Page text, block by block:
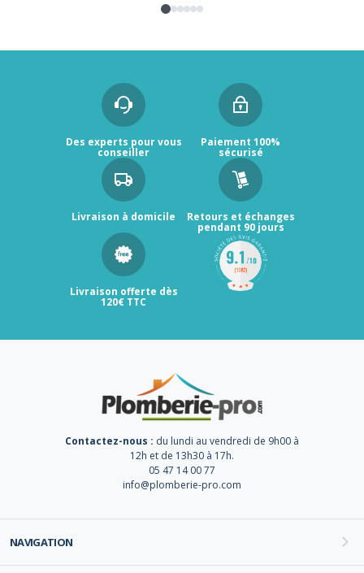
Des experts pour vous
conseiller
Paiement 100%
sécurisé
Livraison à domicile Retours et échanges
pendant 90 jours
Livraison offerte dès
120€ TTC
Contactez-nous : du lundi au vendredi de 9h00 à
12h et de 13h30 à 17h.
05 47 14 00 77
info@plomberie-pro.com
NAVIGATION